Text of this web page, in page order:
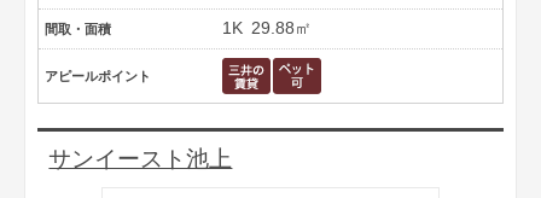
間取・面積 1K 29.88㎡
アピールポイント
サンイースト池上